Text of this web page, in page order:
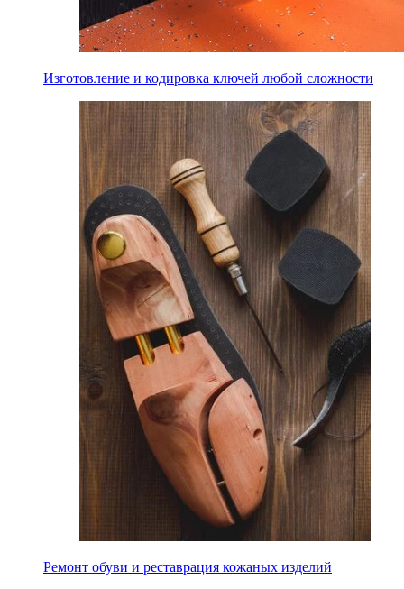
Изготовление и кодировка ключей любой сложности
Ремонт обуви и реставрация кожаных изделий